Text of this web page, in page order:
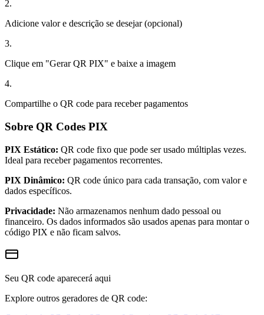
2.
Adicione valor e descrição se desejar (opcional)
3.
Clique em "Gerar QR PIX" e baixe a imagem
4.
Compartilhe o QR code para receber pagamentos
Sobre QR Codes PIX
PIX Estático: QR code fixo que pode ser usado múltiplas vezes.
Ideal para receber pagamentos recorrentes.
PIX Dinâmico: QR code único para cada transação, com valor e
dados específicos.
Privacidade: Não armazenamos nenhum dado pessoal ou
financeiro. Os dados informados são usados apenas para montar o
código PIX e não ficam salvos.
Seu QR code aparecerá aqui
Explore outros geradores de QR code: